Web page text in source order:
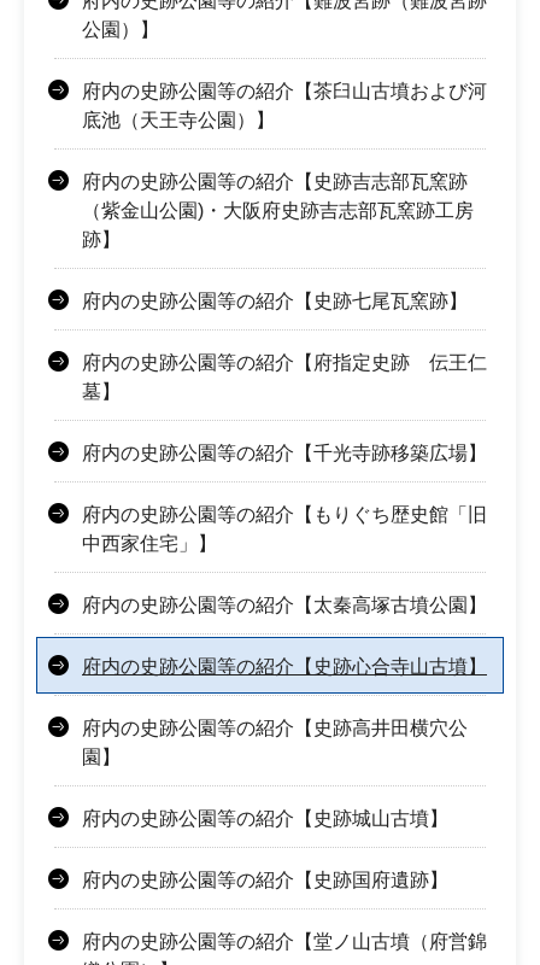
公園）】
府内の史跡公園等の紹介【茶臼山古墳および河
底池（天王寺公園）】
府内の史跡公園等の紹介【史跡吉志部瓦窯跡
（紫金山公園)・大阪府史跡吉志部瓦窯跡工房
跡】
府内の史跡公園等の紹介【史跡七尾瓦窯跡】
府内の史跡公園等の紹介【府指定史跡 伝王仁
墓】
府内の史跡公園等の紹介【千光寺跡移築広場】
府内の史跡公園等の紹介【もりぐち歴史館「旧
中西家住宅」】
府内の史跡公園等の紹介【太秦高塚古墳公園】
府内の史跡公園等の紹介【史跡心合寺山古墳】
府内の史跡公園等の紹介【史跡高井田横穴公
園】
府内の史跡公園等の紹介【史跡城山古墳】
府内の史跡公園等の紹介【史跡国府遺跡】
府内の史跡公園等の紹介【堂ノ山古墳（府営錦